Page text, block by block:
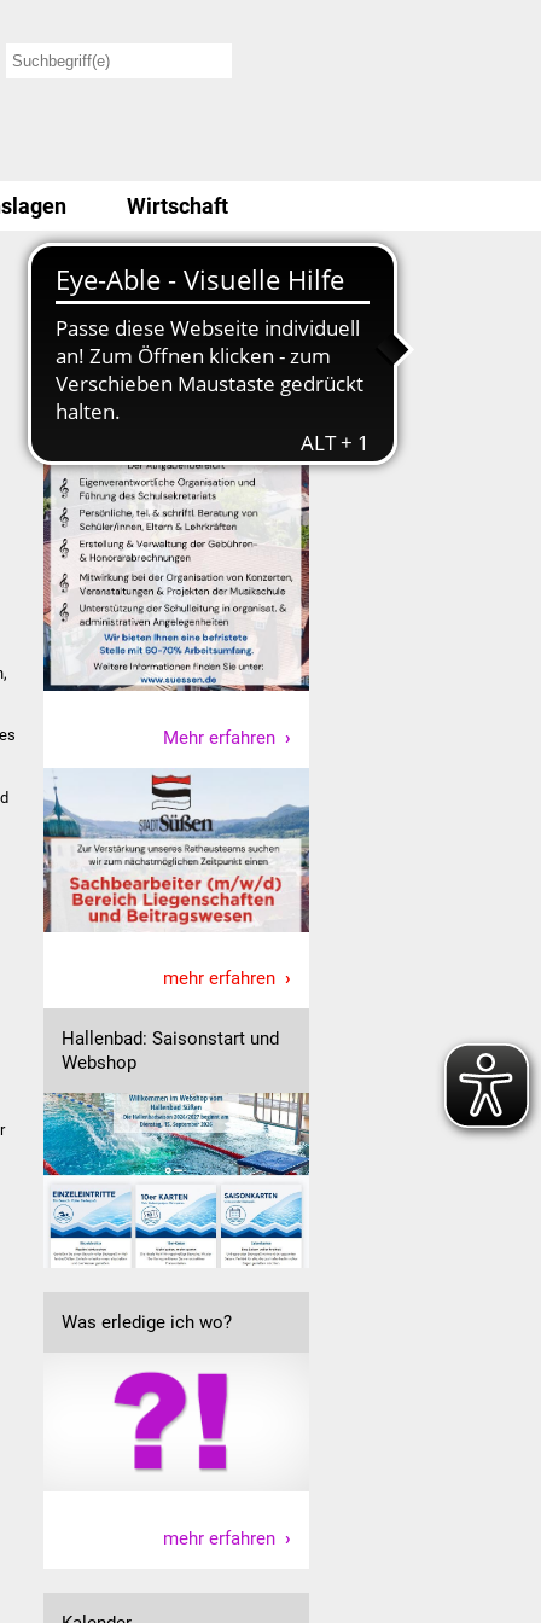
Wirtschaft
Stellenausschreibung
Mehr erfahren
mehr erfahren
Hallenbad: Saisonstart und
Webshop
Was erledige ich wo?
mehr erfahren